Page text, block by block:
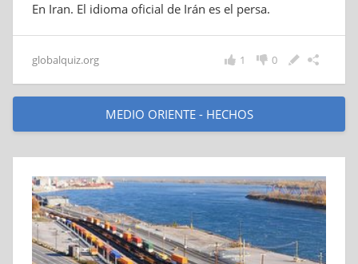
En Iran. El idioma oficial de Irán es el persa.
globalquiz.org 0
1
MEDIO ORIENTE - HECHOS